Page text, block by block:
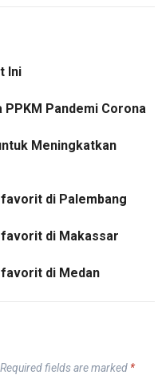
Ini
Pandemi Corona
Meningkatkan
di Palembang
di Makassar
di Medan
Required fields are marked *